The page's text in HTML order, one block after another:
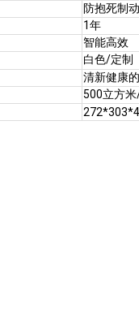
防抱死制
1年
智能高效
白色/定制
清新健康
500立方